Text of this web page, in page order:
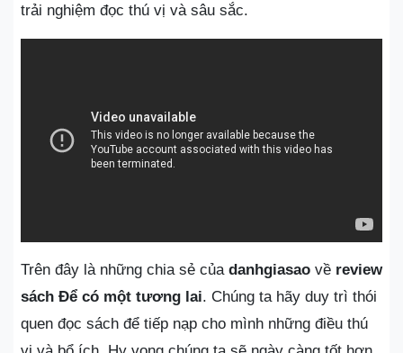
trải nghiệm đọc thú vị và sâu sắc.
Trên đây là những chia sẻ của danhgiasao về review
sách Để có một tương lai. Chúng ta hãy duy trì thói
quen đọc sách để tiếp nạp cho mình những điều thú